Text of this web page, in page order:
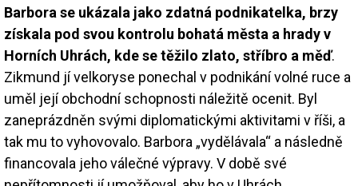
Barbora se ukázala jako zdatná podnikatelka, brzy
získala pod svou kontrolu bohatá města a hrady v
Horních Uhrách, kde se těžilo zlato, stříbro a měď.
Zikmund jí velkoryse ponechal v podnikání volné ruce a
uměl její obchodní schopnosti náležitě ocenit. Byl
zaneprázdněn svými diplomatickými aktivitami v říši, a
tak mu to vyhovovalo. Barbora „vydělávala“ a následně
financovala jeho válečné výpravy. V době své